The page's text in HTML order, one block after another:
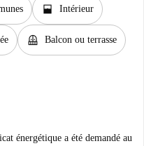
window_open Intérieur
balcony Balcon ou terrasse
énergétique a été demandé au